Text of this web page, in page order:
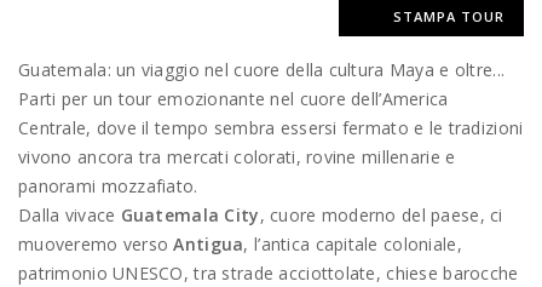
STAMPA TOUR
Guatemala: un viaggio nel cuore della cultura Maya e oltre...
Parti per un tour emozionante nel cuore dell’America
Centrale, dove il tempo sembra essersi fermato e le tradizioni
vivono ancora tra mercati colorati, rovine millenarie e
panorami mozzafiato.
Dalla vivace Guatemala City, cuore moderno del paese, ci
muoveremo versoAntigua, l’antica capitale coloniale,
patrimonio UNESCO, tra strade acciottolate, chiese barocche